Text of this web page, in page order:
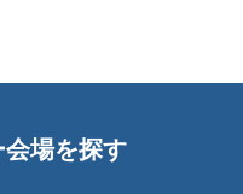
場を探す